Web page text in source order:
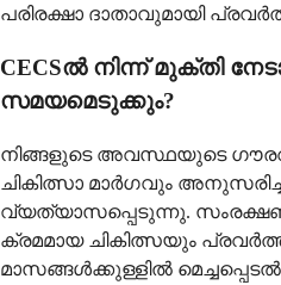
പരിരക്ഷാ ദാതാവുമായി
CECSൽ നിന്ന് മുക്തി
സമയമെടുക്കും?
നിങ്ങളുടെ അവസ്ഥയുടെ
ചികിത്സാ മാർഗവും
വ്യത്യാസപ്പെടുന്നു.
ക്രമമായ ചികിത്സയും
മാസങ്ങൾക്കുള്ളിൽ